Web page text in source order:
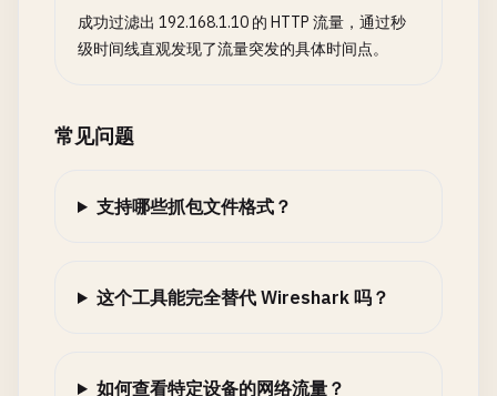
成功过滤出 192.168.1.10 的 HTTP 流量，通过秒
级时间线直观发现了流量突发的具体时间点。
常见问题
支持哪些抓包文件格式？
这个工具能完全替代 Wireshark 吗？
如何查看特定设备的网络流量？